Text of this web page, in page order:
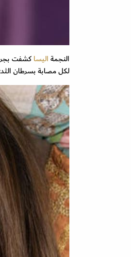
النجمةاليساكشفت
لكل مصابة بسرطان